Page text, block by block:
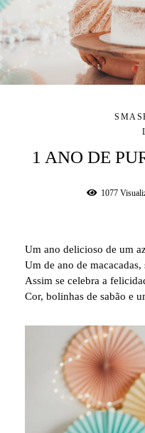
1 ANO DE
1077
Um ano delicioso de um
Um de ano de
Assim se celebra a
Cor, bolinhas de sabão e